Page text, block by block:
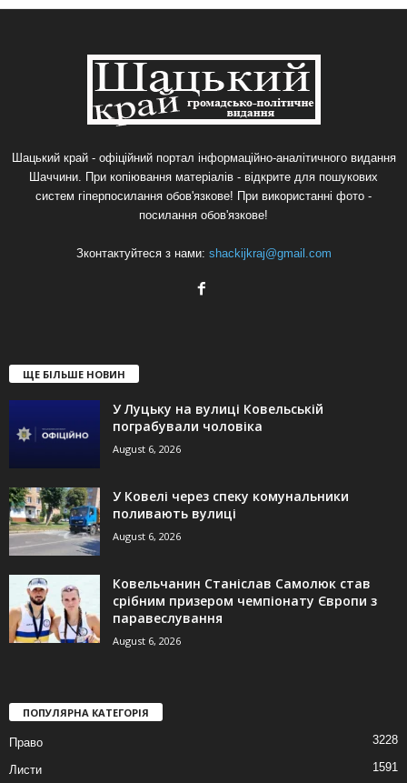
Шацький край - офіційний портал інформаційно-аналітичного видання
Шаччини. При копіювання матеріалів - відкрите для пошукових
систем гіперпосилання обов'язкове! При використанні фото -
посилання обов'язкове!
Зконтактуйтеся з нами: shackijkraj@gmail.com
ЩЕ БІЛЬШЕ НОВИН
У Луцьку на вулиці Ковельській
пограбували чоловіка
August 6, 2026
У Ковелі через спеку комунальники
поливають вулиці
August 6, 2026
Ковельчанин Станіслав Самолюк став
срібним призером чемпіонату Європи з
паравеслування
August 6, 2026
ПОПУЛЯРНА КАТЕГОРІЯ
Право 3228
Листи 1591